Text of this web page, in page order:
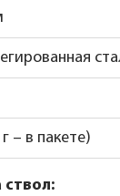
– в пакете)